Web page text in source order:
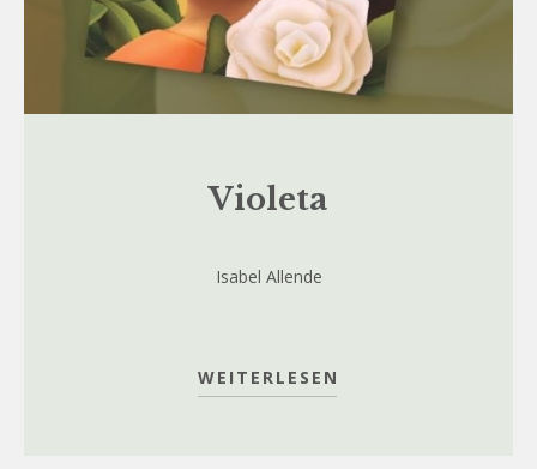
Violeta
Isabel Allende
WEITERLESEN